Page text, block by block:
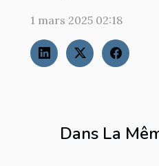
Dans La
1 mars 2025 02:18